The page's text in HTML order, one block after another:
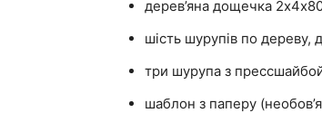
дерев’яна дощечка
шість шурупів по
три шурупа з
шаблон з паперу